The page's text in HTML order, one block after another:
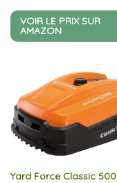
VOIR LE PRIX SUR
AMAZON
Yard Force Classic 500